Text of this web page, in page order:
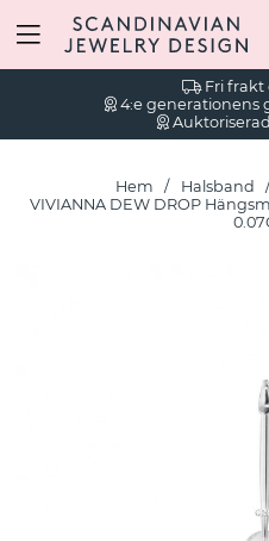
Fri frakt
4:e generationens
Hem Halsband
VIVIANNA DEW DROP